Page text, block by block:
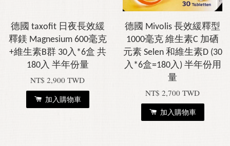
德國 taxofit 日夜長效緩
釋鎂 Magnesium 600毫克
+維生素B群 30入*6盒 共
180入 半年份量
NT$ 2,900 TWD
加入購物車
德國 Mivolis 長效緩釋型
1000毫克 維生素C 加硒
元素 Selen 和維生素D (30
入*6盒=180入) 半年份用
量
NT$ 2,700 TWD
加入購物車